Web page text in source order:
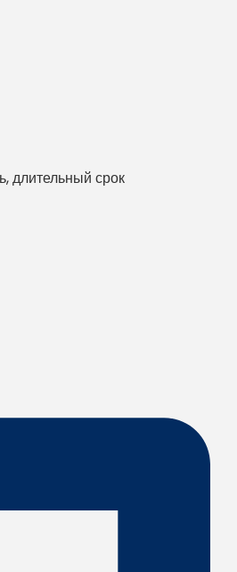
длительный срок